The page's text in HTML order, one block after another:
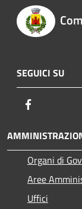
SEGUICI SU
Organi di
Aree
Uffici